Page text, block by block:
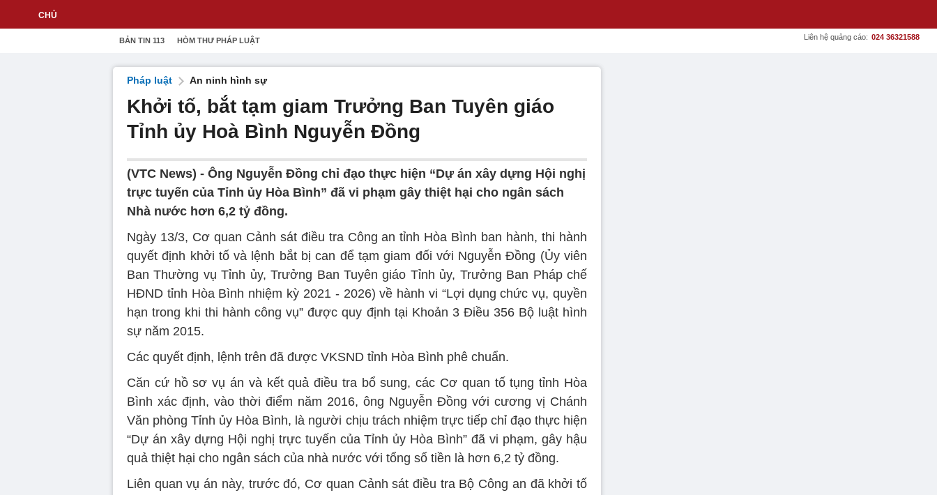
BẢN TIN 113 HÒM THƯ PHÁP LUẬT Liên hệ quảng cáo: 024 36321588
Pháp luật An ninh hình sự
Khởi tố, bắt tạm giam Trưởng Ban Tuyên giáo
Tỉnh ủy Hoà Bình Nguyễn Đồng
(VTC News) - Ông Nguyễn Đồng chỉ đạo thực hiện “Dự án xây dựng Hội nghị
trực tuyến của Tỉnh ủy Hòa Bình” đã vi phạm gây thiệt hại cho ngân sách
Nhà nước hơn 6,2 tỷ đồng.
Ngày 13/3, Cơ quan Cảnh sát điều tra Công an tỉnh Hòa Bình ban hành, thi hành
quyết định khởi tố và lệnh bắt bị can để tạm giam đối với Nguyễn Đồng (Ủy viên
Ban Thường vụ Tỉnh ủy, Trưởng Ban Tuyên giáo Tỉnh ủy, Trưởng Ban Pháp chế
HĐND tỉnh Hòa Bình nhiệm kỳ 2021 - 2026) về hành vi “Lợi dụng chức vụ, quyền
hạn trong khi thi hành công vụ” được quy định tại Khoản 3 Điều 356 Bộ luật hình
sự năm 2015.
Các quyết định, lệnh trên đã được VKSND tỉnh Hòa Bình phê chuẩn.
Căn cứ hồ sơ vụ án và kết quả điều tra bổ sung, các Cơ quan tố tụng tỉnh Hòa
Bình xác định, vào thời điểm năm 2016, ông Nguyễn Đồng với cương vị Chánh
Văn phòng Tỉnh ủy Hòa Bình, là người chịu trách nhiệm trực tiếp chỉ đạo thực hiện
“Dự án xây dựng Hội nghị trực tuyến của Tỉnh ủy Hòa Bình” đã vi phạm, gây hậu
quả thiệt hại cho ngân sách của nhà nước với tổng số tiền là hơn 6,2 tỷ đồng.
Liên quan vụ án này, trước đó, Cơ quan Cảnh sát điều tra Bộ Công an đã khởi tố